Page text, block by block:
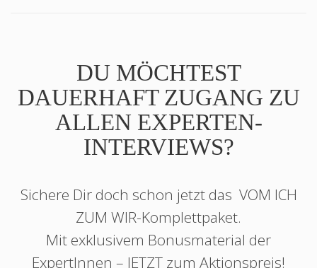
DU MÖCHTEST
DAUERHAFT ZUGANG ZU
ALLEN EXPERTEN-
INTERVIEWS?
Sichere Dir doch schon jetzt das VOM ICH
ZUM WIR-Komplettpaket.
Mit exklusivem Bonusmaterial der
ExpertInnen – JETZT zum Aktionspreis!